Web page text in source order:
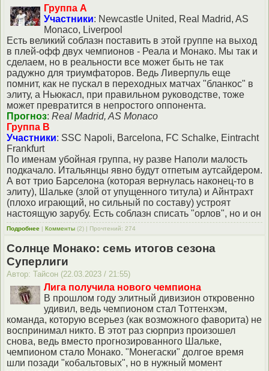
Группа A
Участники: Newcastle United, Real Madrid, AS
Monaco, Liverpool
Есть великий соблазн поставить в этой группе на выход
в плей-офф двух чемпионов - Реала и Монако. Мы так и
сделаем, но в реальности все может быть не так
радужно для триумфаторов. Ведь Ливерпуль еще
помнит, как не пускал в переходных матчах "бланкос" в
элиту, а Ньюкасл, при правильном руководстве, тоже
может превратится в непростого оппонента.
Прогноз: Real Madrid, AS Monaco
Группа В
Участники: SSC Napoli, Barcelona, FC Schalke, Eintracht
Frankfurt
По именам убойная группа, ну разве Наполи малость
подкачало. Итальянцы явно будут отпетым аутсайдером.
А вот трио Барселона (которая вернулась наконец-то в
элиту), Шальке (злой от упущенного титула) и Айнтрахт
(плохо играющий, но сильный по составу) устроят
настоящую зарубу. Есть соблазн списать "орлов", но и он
Подробнее | Комменты (2) | Прочтений: 274
Солнце Монако: семь итогов сезона
Суперлиги
Автор: Тайсон (22.03.2023 / 21:55)
Лига получила нового чемпиона
В прошлом году элитный дивизион откровенно
удивил, ведь чемпионом стал Тоттенхэм,
команда, которую всерьез (как возможного фаворита) не
воспринимал никто. В этот раз сюрприз произошел
снова, ведь вместо прогнозированного Шальке,
чемпионом стало Монако. "Монегаски" долгое время
шли позади "кобальтовых", но в нужный момент